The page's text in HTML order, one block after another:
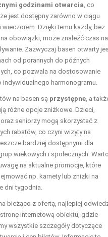
godzinami otwarcia , co
jest dostępny zarówno w ciągu
wieczorem. Dzięki temu każdy, bez
obowiązki, może znaleźć czas na
Zazwyczaj basen otwarty
od porannych do późnych
co pozwala na dostosowanie
indywidualnego harmonogramu.
na basen są przystępne , a
różne opcje zniżkowe. Dzieci,
seniorzy mogą skorzystać z
rabatów, co czyni wizyty na
bardziej dostępnymi dla
wiekowych i społecznych. Warto
na aktualne promocje, które
np. karnety lub zniżki na
dni tygodnia.
bieżąco z ofertą, najlepiej
internetową obiektu, gdzie
wszystkie szczegóły dotyczące